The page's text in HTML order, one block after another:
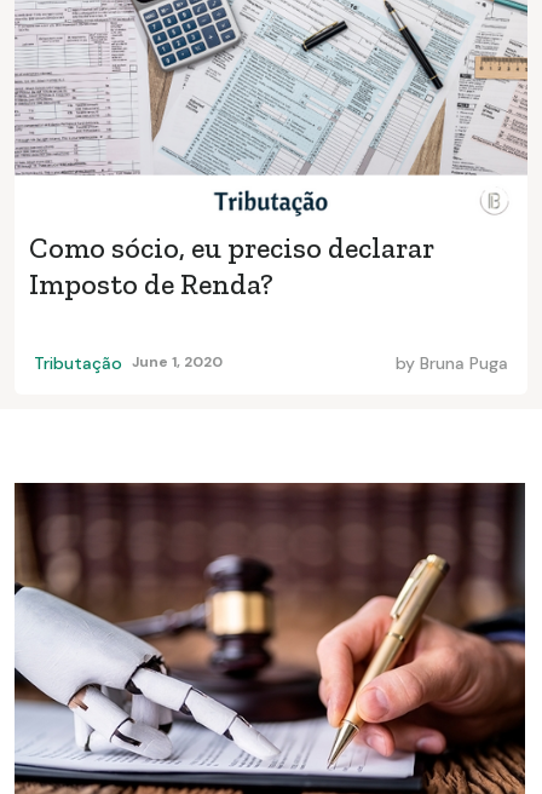
Como sócio, eu preciso declarar
Imposto de Renda?
Tributação June 1, 2020 by Bruna Puga